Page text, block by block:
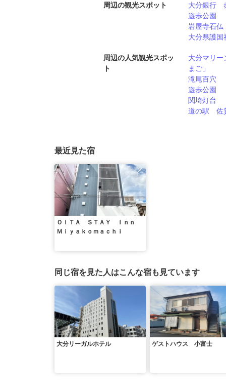
周辺の観光スポット
大分銀行
遊歩公園
岩屋寺石仏
大分県護国
周辺の人気観光スポッ
ト
大分マリー
まご」
滝尾百穴
遊歩公園
関埼灯台
道の駅 佐
最近見た宿
ＯＩＴＡ ＳＴＡＹ Ｉｎｎ
Ｍｉｙａｋｏｍａｃｈｉ
同じ宿を見た人はこんな宿も見ています
大分リーガルホテル ゲストハウス 小富士